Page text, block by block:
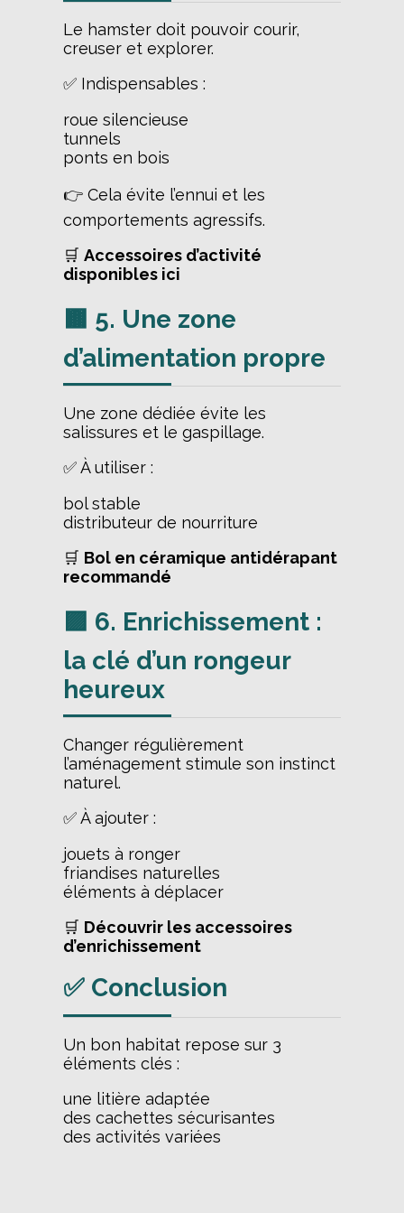
Le hamster doit pouvoir courir,
creuser et explorer.
✅ Indispensables :
roue silencieuse
tunnels
ponts en bois
👉 Cela évite l’ennui et les
comportements agressifs.
🛒 Accessoires d’activité
disponibles ici
🟫 5. Une zone
d’alimentation propre
Une zone dédiée évite les
salissures et le gaspillage.
✅ À utiliser :
bol stable
distributeur de nourriture
🛒 Bol en céramique antidérapant
recommandé
🟪 6. Enrichissement :
la clé d’un rongeur
heureux
Changer régulièrement
l’aménagement stimule son instinct
naturel.
✅ À ajouter :
jouets à ronger
friandises naturelles
éléments à déplacer
🛒 Découvrir les accessoires
d’enrichissement
✅ Conclusion
Un bon habitat repose sur 3
éléments clés :
une litière adaptée
des cachettes sécurisantes
des activités variées